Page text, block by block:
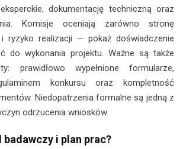
dokumentację techniczną oraz
Komisje oceniają zarówno stronę
ryzyko realizacji — pokaż doświadczenie
do wykonania projektu. Ważne są także
prawidłowo wypełnione formularze,
konkursu oraz kompletność
Niedopatrzenia formalne są jedną z
odrzucenia wniosków.
badawczy i plan prac?